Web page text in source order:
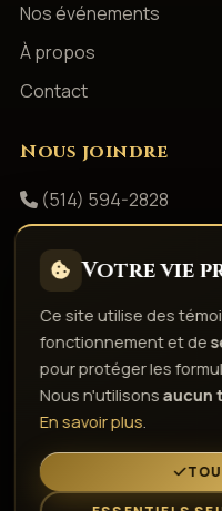
Nos événements
À propos
Contact
Nous joindre
(514) 594-2828
Facebook
Politique de
Droits d'auteur &
L'esprit de
Votre vie
Ce site utilise des
fonctionnement et de
pour protéger les
Nous n'utilisonsaucun
En savoir plus.